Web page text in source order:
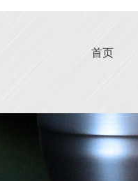
首页